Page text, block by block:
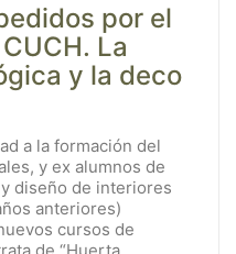
por el
La
y la deco
la formación del
y ex alumnos de
diseño de interiores
anteriores)
cursos de
de “Huerta